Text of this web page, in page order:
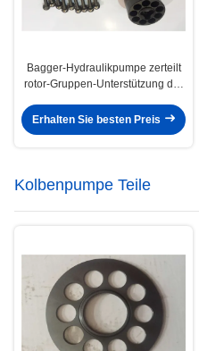
Bagger-Hydraulikpumpe zerteilt
rotor-Gruppen-Unterstützung der
Erhalten Sie besten Preis
Kolbenpumpe Teile